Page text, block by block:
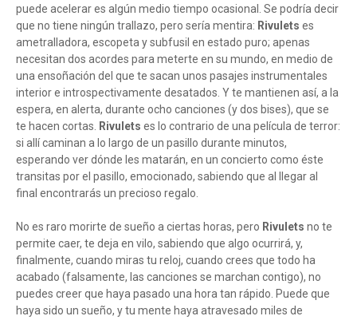
puede acelerar es algún medio tiempo ocasional. Se podría decir
que no tiene ningún trallazo, pero sería mentira: Rivulets es
ametralladora, escopeta y subfusil en estado puro; apenas
necesitan dos acordes para meterte en su mundo, en medio de
una ensoñación del que te sacan unos pasajes instrumentales
interior e introspectivamente desatados. Y te mantienen así, a la
espera, en alerta, durante ocho canciones (y dos bises), que se
te hacen cortas. Rivulets es lo contrario de una película de terror:
si allí caminan a lo largo de un pasillo durante minutos,
esperando ver dónde les matarán, en un concierto como éste
transitas por el pasillo, emocionado, sabiendo que al llegar al
final encontrarás un precioso regalo.
No es raro morirte de sueño a ciertas horas, pero Rivulets no te
permite caer, te deja en vilo, sabiendo que algo ocurrirá, y,
finalmente, cuando miras tu reloj, cuando crees que todo ha
acabado (falsamente, las canciones se marchan contigo), no
puedes creer que haya pasado una hora tan rápido. Puede que
haya sido un sueño, y tu mente haya atravesado miles de